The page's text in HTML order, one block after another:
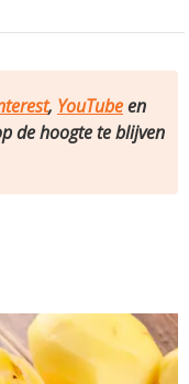
, YouTubeen
de hoogte te blijven